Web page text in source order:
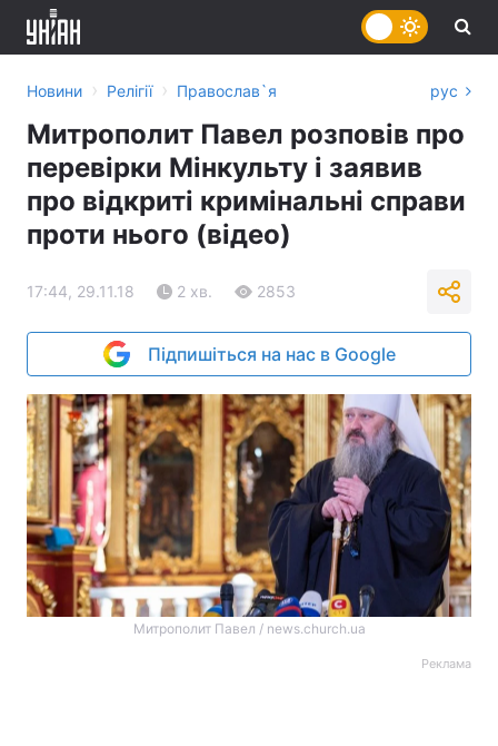
Новини › Релігії › Православ`я рус
Митрополит Павел розповів про
перевірки Мінкульту і заявив
про відкриті кримінальні справи
проти нього (відео)
17:44, 29.11.18 2 хв. 2853
Підпишіться на нас в Google
Митрополит Павел / news.church.ua
Реклама